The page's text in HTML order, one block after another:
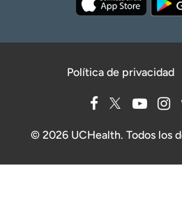
Política de privacidad
© 2026 UCHealth. Todos los